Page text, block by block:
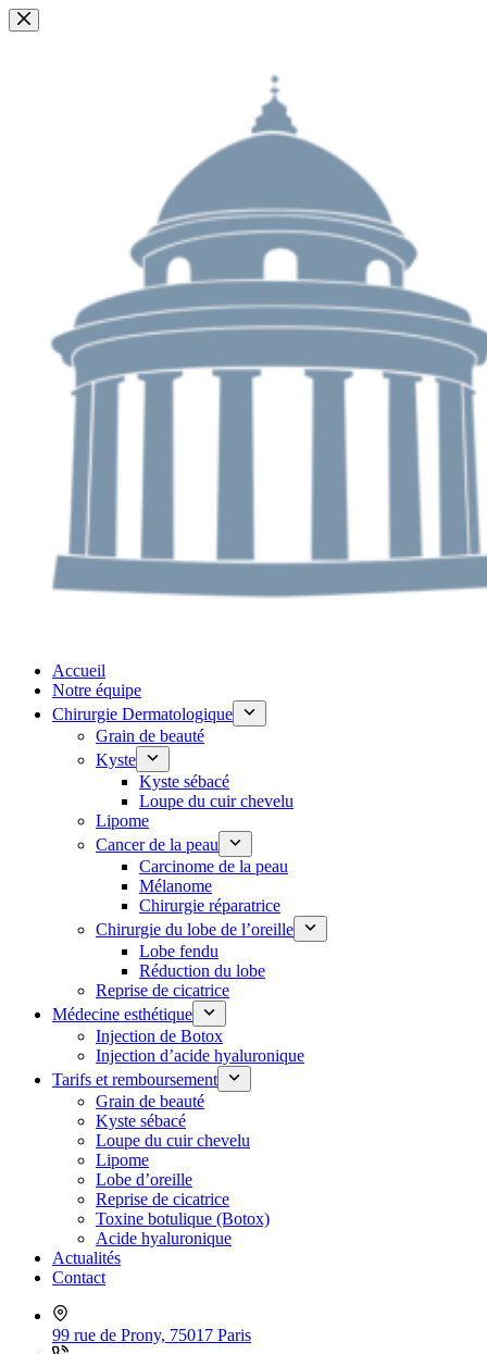
Passer
au
Accueil
Notre équipe
Chirurgie Dermatologique
Grain de beauté
Kyste
Kyste sébacé
Loupe du cuir chevelu
Lipome
Cancer de la peau
Carcinome de la peau
Mélanome
Chirurgie réparatrice
Chirurgie du lobe de l’oreille
Lobe fendu
Réduction du lobe
Reprise de cicatrice
Médecine esthétique
Injection de Botox
Injection d’acide hyaluronique
Tarifs et remboursement
Grain de beauté
Kyste sébacé
Loupe du cuir chevelu
Lipome
Lobe d’oreille
Reprise de cicatrice
Toxine botulique (Botox)
Acide hyaluronique
Actualités
Contact
99 rue de Prony, 75017 Paris